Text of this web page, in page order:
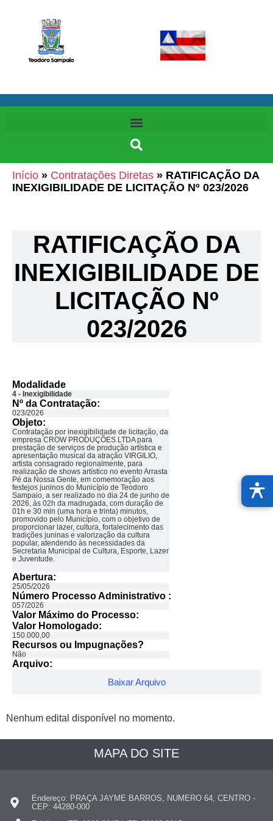
Início » Contratações Diretas » RATIFICAÇÃO DA
INEXIGIBILIDADE DE LICITAÇÃO Nº 023/2026
RATIFICAÇÃO DA
INEXIGIBILIDADE DE
LICITAÇÃO Nº
023/2026
Modalidade
4 - Inexigibilidade
Nº da Contratação:
023/2026
Objeto:
Contratação por inexigibilidade de licitação, da
empresa CROW PRODUÇÕES LTDA para
prestação de serviços de produção artística e
apresentação musical da atração VIRGILIO,
artista consagrado regionalmente, para
realização de shows artístico no evento Arrasta
Pé da Nossa Gente, em comemoração aos
festejos juninos do Município de Teodoro
Sampaio, a ser realizado no dia 24 de junho de
2026, às 02h da madrugada, com duração de
01h e 30 min (uma hora e trinta) minutos,
promovido pelo Município, com o objetivo de
proporcionar lazer, cultura, fortalecimento das
tradições juninas e valorização da cultura
popular, atendendo às necessidades da
Secretaria Municipal de Cultura, Esporte, Lazer
e Juventude.
Abertura:
25/05/2026
Número Processo Administrativo :
057/2026
Valor Máximo do Processo: ​
Valor Homologado: ​
150.000,00
Recursos ou Impugnações? ​
Não
Arquivo:
Baixar Arquivo
Nenhum edital disponível no momento.
MAPA DO SITE
Endereço: PRAÇA JAYME BARROS, NUMERO 64, CENTRO -
CEP: 44280-000